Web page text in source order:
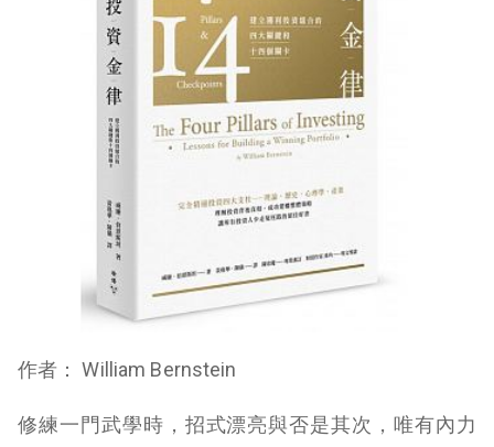
作者： William Bernstein
修練一門武學時，招式漂亮與否是其次，唯有內力